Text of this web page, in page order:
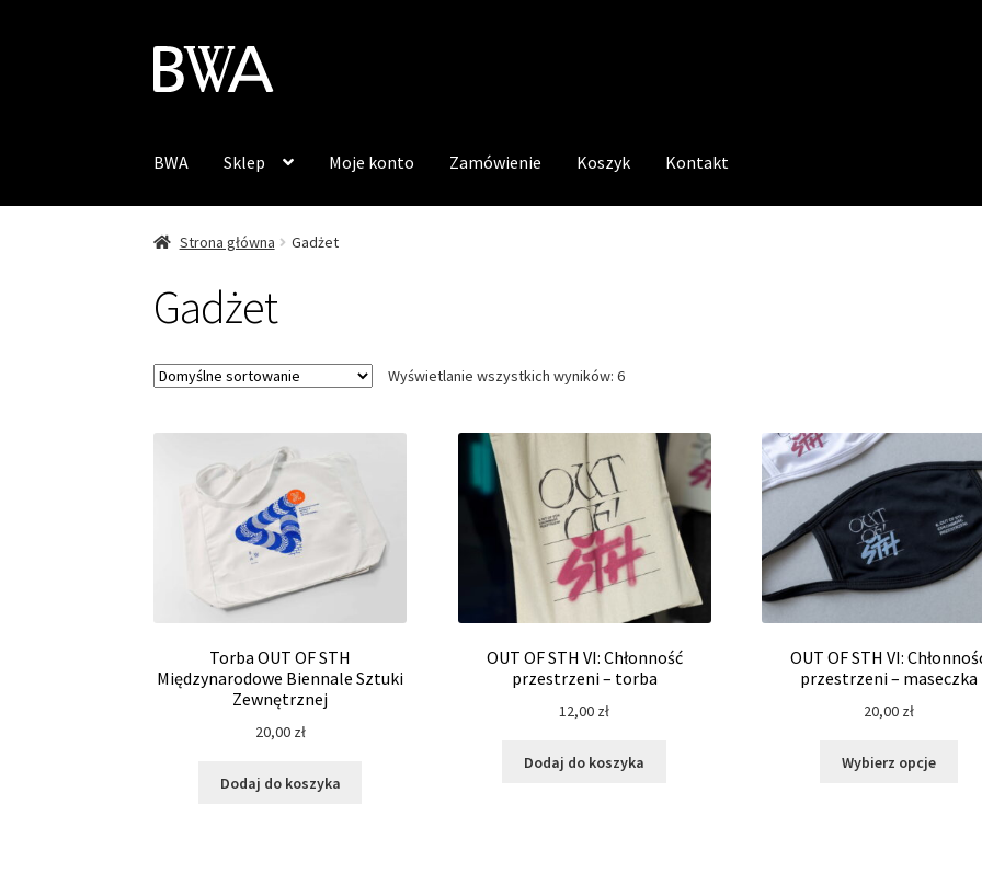
Przejdź
do
Przejdź
do
BWA Sklep Moje konto Zamówienie Koszyk Kontakt
Strona główna Gadżet
Gadżet
Wyświetlanie wszystkich wyników: 6
Torba OUT OF STH
Międzynarodowe Biennale Sztuki
Zewnętrznej
20,00 zł
Dodaj do koszyka
OUT OF STH VI: Chłonność
przestrzeni – torba
12,00 zł
Dodaj do koszyka
OUT OF STH VI:
przestrzeni – maseczka
20,00 zł
Wybierz opcje